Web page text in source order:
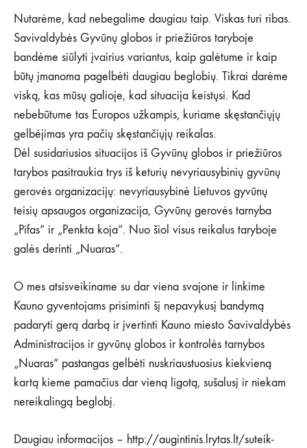
Nutarėme, kad nebegalime daugiau taip. Viskas turi ribas.
Savivaldybės Gyvūnų globos ir priežiūros taryboje
bandėme siūlyti įvairius variantus, kaip galėtume ir kaip
būtų įmanoma pagelbėti daugiau beglobių. Tikrai darėme
viską, kas mūsų galioje, kad situacija keistųsi. Kad
nebebūtume tas Europos užkampis, kuriame skęstančiųjų
gelbėjimas yra pačių skęstančiųjų reikalas.
Dėl susidariusios situacijos iš Gyvūnų globos ir priežiūros
tarybos pasitraukia trys iš keturių nevyriausybinių gyvūnų
gerovės organizacijų: nevyriausybinė Lietuvos gyvūnų
teisių apsaugos organizacija, Gyvūnų gerovės tarnyba
„Pifas” ir „Penkta koja”. Nuo šiol visus reikalus taryboje
galės derinti „Nuaras“.
O mes atsisveikiname su dar viena svajone ir linkime
Kauno gyventojams prisiminti šį nepavykusį bandymą
padaryti gerą darbą ir įvertinti Kauno miesto Savivaldybės
Administracijos ir gyvūnų globos ir kontrolės tarnybos
„Nuaras“ pastangas gelbėti nuskriaustuosius kiekvieną
kartą kieme pamačius dar vieną ligotą, sušalusį ir niekam
nereikalingą beglobį.
Daugiau informacijos – http://augintinis.lrytas.lt/suteik-